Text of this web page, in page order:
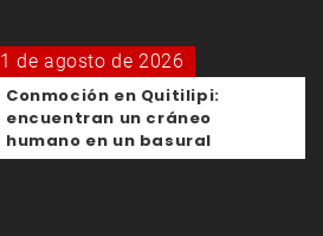
1 de agosto de 2026
Conmoción en Quitilipi:
encuentran un cráneo
humano en un basural